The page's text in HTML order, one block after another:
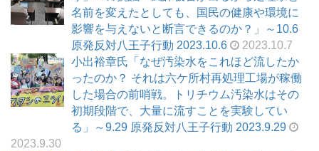
名前を変えたとしても、国民の健康や環境に
影響を与えないと断言できるのか？」～10.6
原発反対八王子行動 2023.10.6
2023.10.7
小出裕章氏「なぜ汚染水をこれほど流したか
ったのか？ それは六ケ所村再処理工場が稼働
した場合の前哨戦。トリチウム汚染水はその
初期段階で、大量に流すことを実験してい
る」～9.29 原発反対八王子行動 2023.9.29
2023.9.30